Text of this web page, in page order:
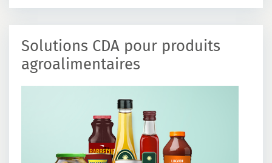
Solutions CDA pour produits
agroalimentaires